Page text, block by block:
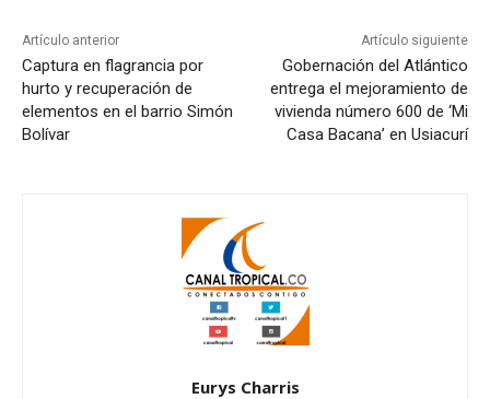
Artículo anterior
Captura en flagrancia por
hurto y recuperación de
elementos en el barrio Simón
Bolívar
Artículo siguiente
Gobernación del Atlántico
entrega el mejoramiento de
vivienda número 600 de ‘Mi
Casa Bacana’ en Usiacurí
Eurys Charris